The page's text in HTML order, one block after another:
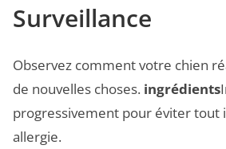
Surveillance
Observez comment votre chien
de nouvelles choses. ingrédients
progressivement pour éviter tout
allergie.